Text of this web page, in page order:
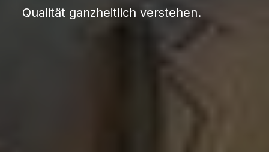
Qualität ganzheitlich verstehen.